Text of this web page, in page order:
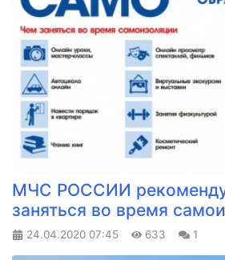
МЧС РОССИИ
заняться во время
24.04.2020 07:45 633 1